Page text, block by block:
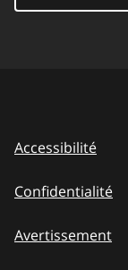
Accessibilité
Confidentialité
Avertissement